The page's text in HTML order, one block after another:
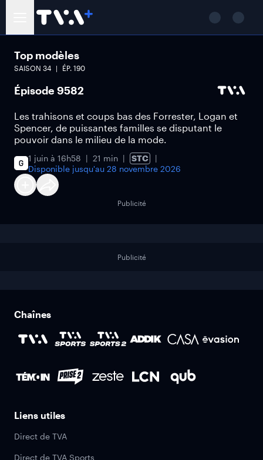
Top modèles
SAISON 34 ÉP. 190
Épisode 9582
Les trahisons et coups bas des Forrester, Logan et
Spencer, de puissantes familles se disputant le
pouvoir dans le milieu de la mode.
1 juin à 16h58 21 min
STC
Disponible jusqu'au 28 novembre 2026
Publicité
Publicité
Chaînes
Liens utiles
Direct de TVA
Direct de TVA Sports